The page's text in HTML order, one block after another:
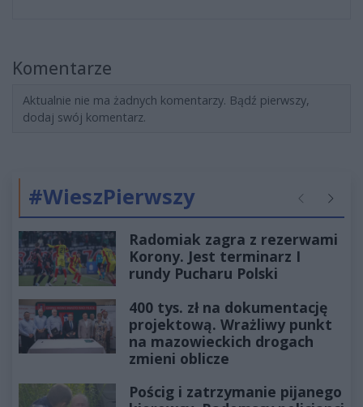
Komentarze
Aktualnie nie ma żadnych komentarzy. Bądź pierwszy,
dodaj swój komentarz.
#WieszPierwszy Poprzednie
Radomiak zagra z rezerwami
Korony. Jest terminarz I
rundy Pucharu Polski
400 tys. zł na dokumentację
projektową. Wrażliwy punkt
na mazowieckich drogach
zmieni oblicze
Pościg i zatrzymanie pijanego